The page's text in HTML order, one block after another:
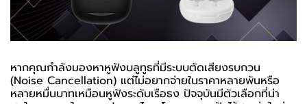
หากคุณกำลังมองหาหูฟังบลูทูธที่มีระบบตัดเสียงรบกวน
(Noise Cancellation) แต่ไม่อยากจ่ายในราคาหลายพันหรือ
หลายหมื่นบาทเหมือนหูฟังระดับเรือธง ปัจจุบันมีตัวเลือกที่น่า